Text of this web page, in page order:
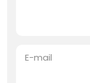
E-mail